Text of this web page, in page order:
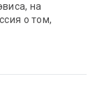
на
о том,